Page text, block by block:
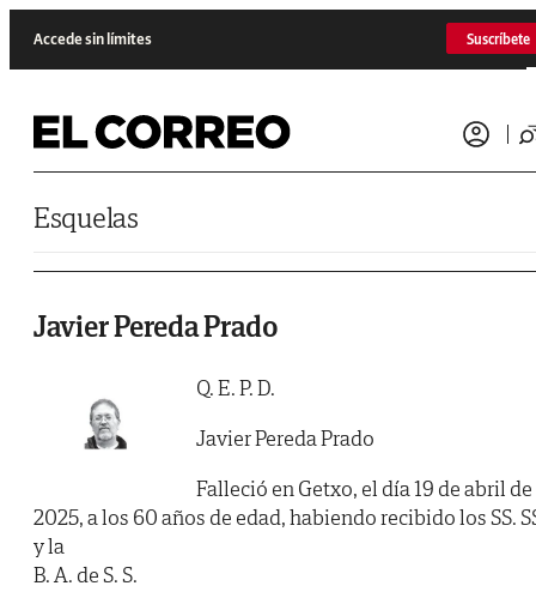
Accede sin límites Suscríbete
Esquelas
Javier Pereda Prado
Q. E. P. D.
Javier Pereda Prado
Falleció en Getxo, el día 19 de abril de
2025, a los 60 años de edad, habiendo recibido los SS.
y la
B. A. de S. S.